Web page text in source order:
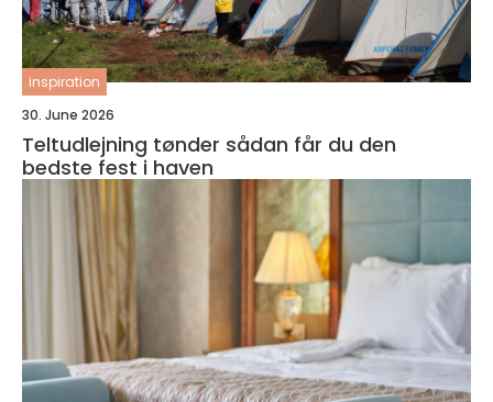
inspiration
30. June 2026
Teltudlejning tønder sådan får du den
bedste fest i haven